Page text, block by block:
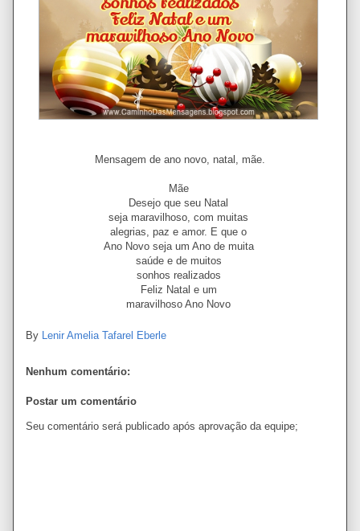
Mensagem de ano novo, natal, mãe.
Mãe
Desejo que seu Natal
seja maravilhoso, com muitas
alegrias, paz e amor. E que o
Ano Novo seja um Ano de muita
saúde e de muitos
sonhos realizados
Feliz Natal e um
maravilhoso Ano Novo
By Lenir Amelia Tafarel Eberle
Nenhum comentário:
Postar um comentário
Seu comentário será publicado após aprovação da equipe;